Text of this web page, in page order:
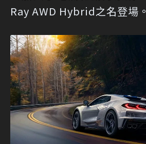
Ray AWD Hybrid之名登場。